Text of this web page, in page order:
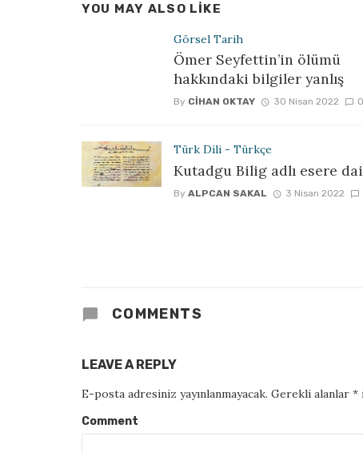
YOU MAY ALSO LIKE
Görsel Tarih
Ömer Seyfettin’in ölümü
hakkındaki bilgiler yanlış
By CIHAN OKTAY 30 Nisan 2022 0
Türk Dili - Türkçe
Kutadgu Bilig adlı esere
By ALPCAN SAKAL 3 Nisan 2022
COMMENTS
LEAVE A REPLY
E-posta adresiniz yayınlanmayacak. Gerekli alanlar *
Comment